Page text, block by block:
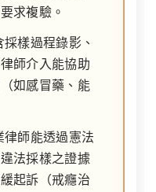
求複驗。
採樣過程錄影、
師介入能協助
如感冒藥、能
律師能透過憲法
法採樣之證據
起訴（戒癮治